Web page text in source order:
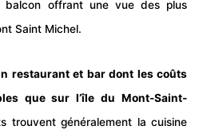
balcon offrant une vue des plus
Saint Michel.
restaurant et bar dont les coûts
que sur l’île du Mont-Saint-
trouvent généralement la cuisine